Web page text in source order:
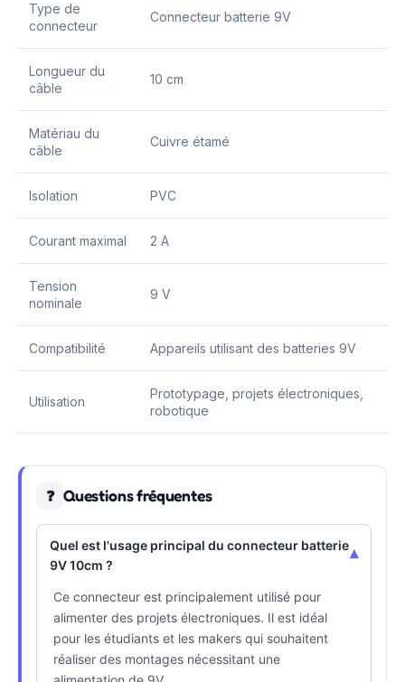
Type de
connecteur
Connecteur batterie 9V
Longueur du
câble
10 cm
Matériau du
câble
Cuivre étamé
Isolation PVC
Courant maximal 2 A
Tension
nominale
9 V
Compatibilité Appareils utilisant des batteries 9V
Utilisation
Prototypage, projets électroniques,
robotique
❓ Questions fréquentes
Quel est l'usage principal du connecteur batterie
9V 10cm ?
▾
Ce connecteur est principalement utilisé pour
alimenter des projets électroniques. Il est idéal
pour les étudiants et les makers qui souhaitent
réaliser des montages nécessitant une